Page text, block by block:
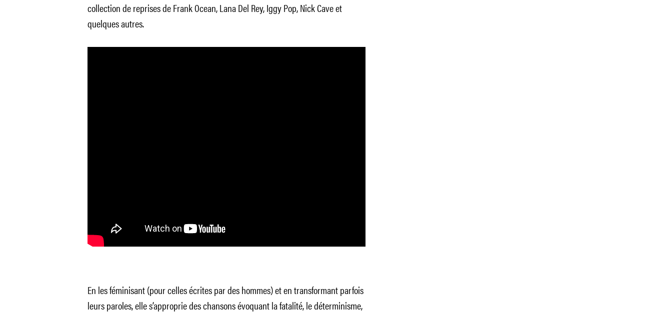
collection de reprises de Frank Ocean, Lana Del Rey, Iggy Pop, Nick Cave et
quelques autres.
En les féminisant (pour celles écrites par des hommes) et en transformant parfois
leurs paroles, elle s’approprie des chansons évoquant la fatalité, le déterminisme,